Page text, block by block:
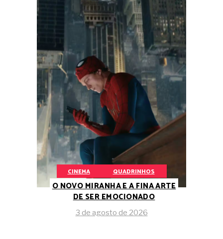
CINEMA QUADRINHOS
O NOVO MIRANHA E A FINA ARTE
DE SER EMOCIONADO
3 de agosto de 2026